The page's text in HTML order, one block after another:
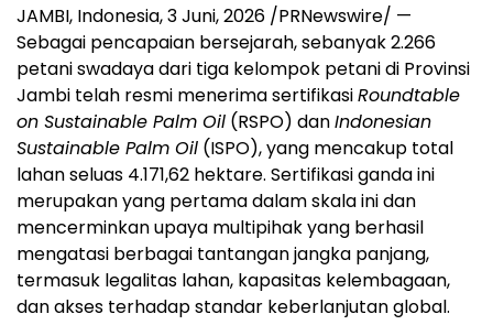
JAMBI, Indonesia,3 Juni, 2026 /PRNewswire/ —
Sebagai pencapaian bersejarah, sebanyak 2.266
petani swadaya dari tiga kelompok petani di Provinsi
Jambi telah resmi menerima sertifikasiRoundtable
on Sustainable Palm Oil (RSPO) danIndonesian
Sustainable Palm Oil (ISPO), yang mencakup total
lahan seluas 4.171,62 hektare. Sertifikasi ganda ini
merupakan yang pertama dalam skala ini dan
mencerminkan upaya multipihak yang berhasil
mengatasi berbagai tantangan jangka panjang,
termasuk legalitas lahan, kapasitas kelembagaan,
dan akses terhadap standar keberlanjutan global.